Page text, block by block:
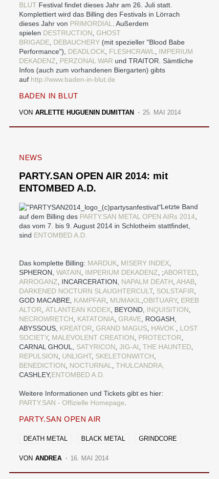
BLUT Festival findet dieses Jahr am 26. Juli statt.
Komplettiert wird das Billing des Festivals in Lörrach
dieses Jahr von PRIMORDIAL. Außerdem
spielen DESTRUCTION, GHOST
BRIGADE, DEBAUCHERY (mit spezieller "Blood Babe
Performance"), DEADLOCK, FLESHCRAWL, IMPERIUM
DEKADENZ, PERZONAL WAR und TRAITOR. Sämtliche
Infos (auch zum vorhandenen Biergarten) gibts
auf http://www.baden-in-blut.de
BADEN IN BLUT
VON ARLETTE HUGUENIN DUMITTAN 25. MAI 2014
NEWS
PARTY.SAN OPEN AIR 2014: mit
ENTOMBED A.D.
Letzte Band
auf dem Billing des PARTY.SAN METAL OPEN AIRs 2014,
das vom 7. bis 9. August 2014 in Schlotheim stattfindet,
sind ENTOMBED A.D.
Das komplette Billing: MARDUK, MISERY INDEX,
SPHERON, WATAIN, IMPERIUM DEKADENZ, ;ABORTED,
ARROGANZ, INCARCERATION, NAPALM DEATH, AHAB,
DARKENED NOCTURN SLAUGHTERCULT, SOLSTAFIR,
GOD MACABRE, KAMPFAR, MUMAKIL,OBITUARY, EREB
ALTOR, ATLANTEAN KODEX, BEYOND, INQUISITION,
NECROWRETCH, KATATONIA, GRAVE, ROGASH,
ABYSSOUS, KREATOR, GRAND MAGUS, HAVOK , LOST
SOCIETY, MALEVOLENT CREATION, PROTECTOR,
CARNAL GHOUL, SATYRICON, JIG-AI, THE HAUNTED,
REPULSION, UNLIGHT, SKELETONWITCH,
BENEDICTION, NOCTURNAL, THULCANDRA,
CASHLEY,ENTOMBED A.D.
Weitere Informationen und Tickets gibt es hier:
PARTY.SAN - Offizielle Homepage.
PARTY.SAN OPEN AIR
DEATH METAL BLACK METAL GRINDCORE
VON ANDREA 16. MAI 2014